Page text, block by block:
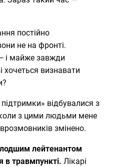
постійно
не на фронті.
і майже завжди
хочеться визнавати
відбувалися з
з цими людьми мене
змінено.
лейтенантом
в травмпункті. Лікарі